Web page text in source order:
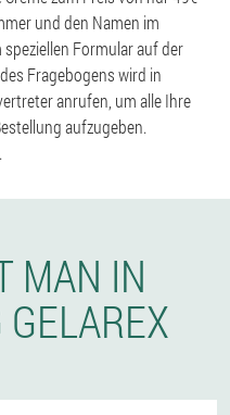
und den Namen im
Formular auf der
Fragebogens wird in
anrufen, um alle Ihre
aufzugeben.
MAN IN